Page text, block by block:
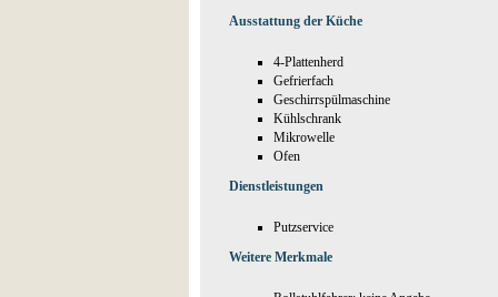
Ausstattung der Küche
4-Plattenherd
Gefrierfach
Geschirrspülmaschine
Kühlschrank
Mikrowelle
Ofen
Dienstleistungen
Putzservice
Weitere Merkmale